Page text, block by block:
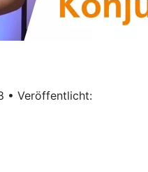
• Veröffentlicht: